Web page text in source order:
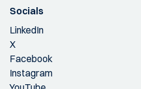
Socials
LinkedIn
X
Facebook
Instagram